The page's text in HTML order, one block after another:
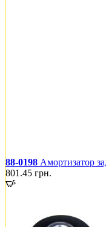
88-0198 Амортизатор
801.45 грн.